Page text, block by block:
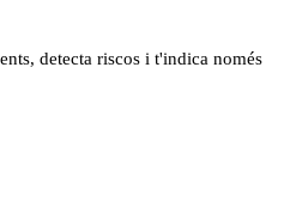
detecta riscos i t'indica només